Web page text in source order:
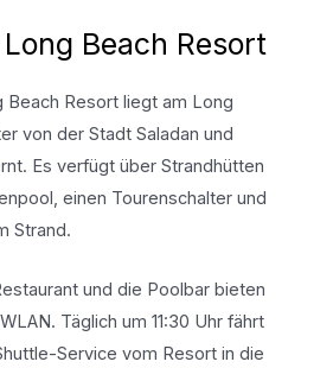
Beach Resort
Beach Resort liegt am Long
von der Stadt Saladan und
Es verfügt über Strandhütten
einen Tourenschalter und
Strand.
und die Poolbar bieten
Täglich um 11:30 Uhr fährt
Service vom Resort in die